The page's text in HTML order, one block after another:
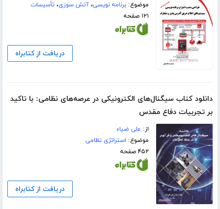
موضوع:برنامه نویسی،آتش سوزی،تأسيسات
۱۲۱ صفحه
دریافت از کتابراه
دانلود کتاب سیگنال‌های الکترونیکی در عرصه‌های نظامی: با تاکید
بر تجربیات دفاع مقدس
از: علی ضیاء
موضوع: استراتژی نظامی
۴۵۲ صفحه
دریافت از کتابراه